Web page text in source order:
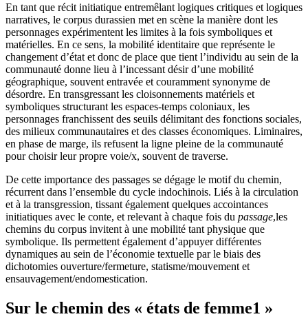
En tant que récit initiatique entremêlant logiques critiques et logiques
narratives, le corpus durassien met en scène la manière dont les
personnages expérimentent les limites à la fois symboliques et
matérielles. En ce sens, la mobilité identitaire que représente le
changement d’état et donc de place que tient l’individu au sein de la
communauté donne lieu à l’incessant désir d’une mobilité
géographique, souvent entravée et couramment synonyme de
désordre. En transgressant les cloisonnements matériels et
symboliques structurant les espaces-temps coloniaux, les
personnages franchissent des seuils délimitant des fonctions sociales,
des milieux communautaires et des classes économiques. Liminaires,
en phase de marge, ils refusent la ligne pleine de la communauté
pour choisir leur propre voie/x, souvent de traverse.
De cette importance des passages se dégage le motif du chemin,
récurrent dans l’ensemble du cycle indochinois. Liés à la circulation
et à la transgression, tissant également quelques accointances
initiatiques avec le conte, et relevant à chaque fois du passage,les
chemins du corpus invitent à une mobilité tant physique que
symbolique. Ils permettent également d’appuyer différentes
dynamiques au sein de l’économie textuelle par le biais des
dichotomies ouverture/fermeture, statisme/mouvement et
ensauvagement/endomestication.
Sur le chemin des « états de femme1 »